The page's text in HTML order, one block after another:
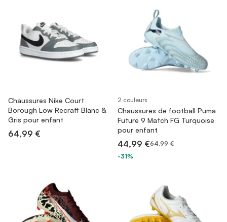
Chaussures Nike Court
Borough Low Recraft Blanc &
Gris pour enfant
64,99 €
2 couleurs
Chaussures de football Puma
Future 9 Match FG Turquoise
pour enfant
44,99 €64,99 €
-31%